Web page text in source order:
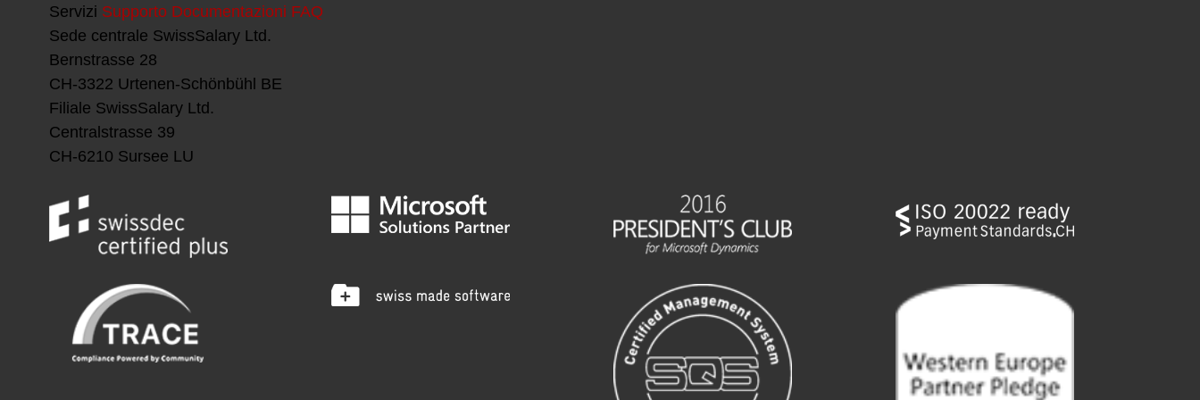
Servizi Supporto Documentazioni FAQ
Sede centrale SwissSalary Ltd.
Bernstrasse 28
CH-3322 Urtenen-Schönbühl BE
Filiale SwissSalary Ltd.
Centralstrasse 39
CH-6210 Sursee LU